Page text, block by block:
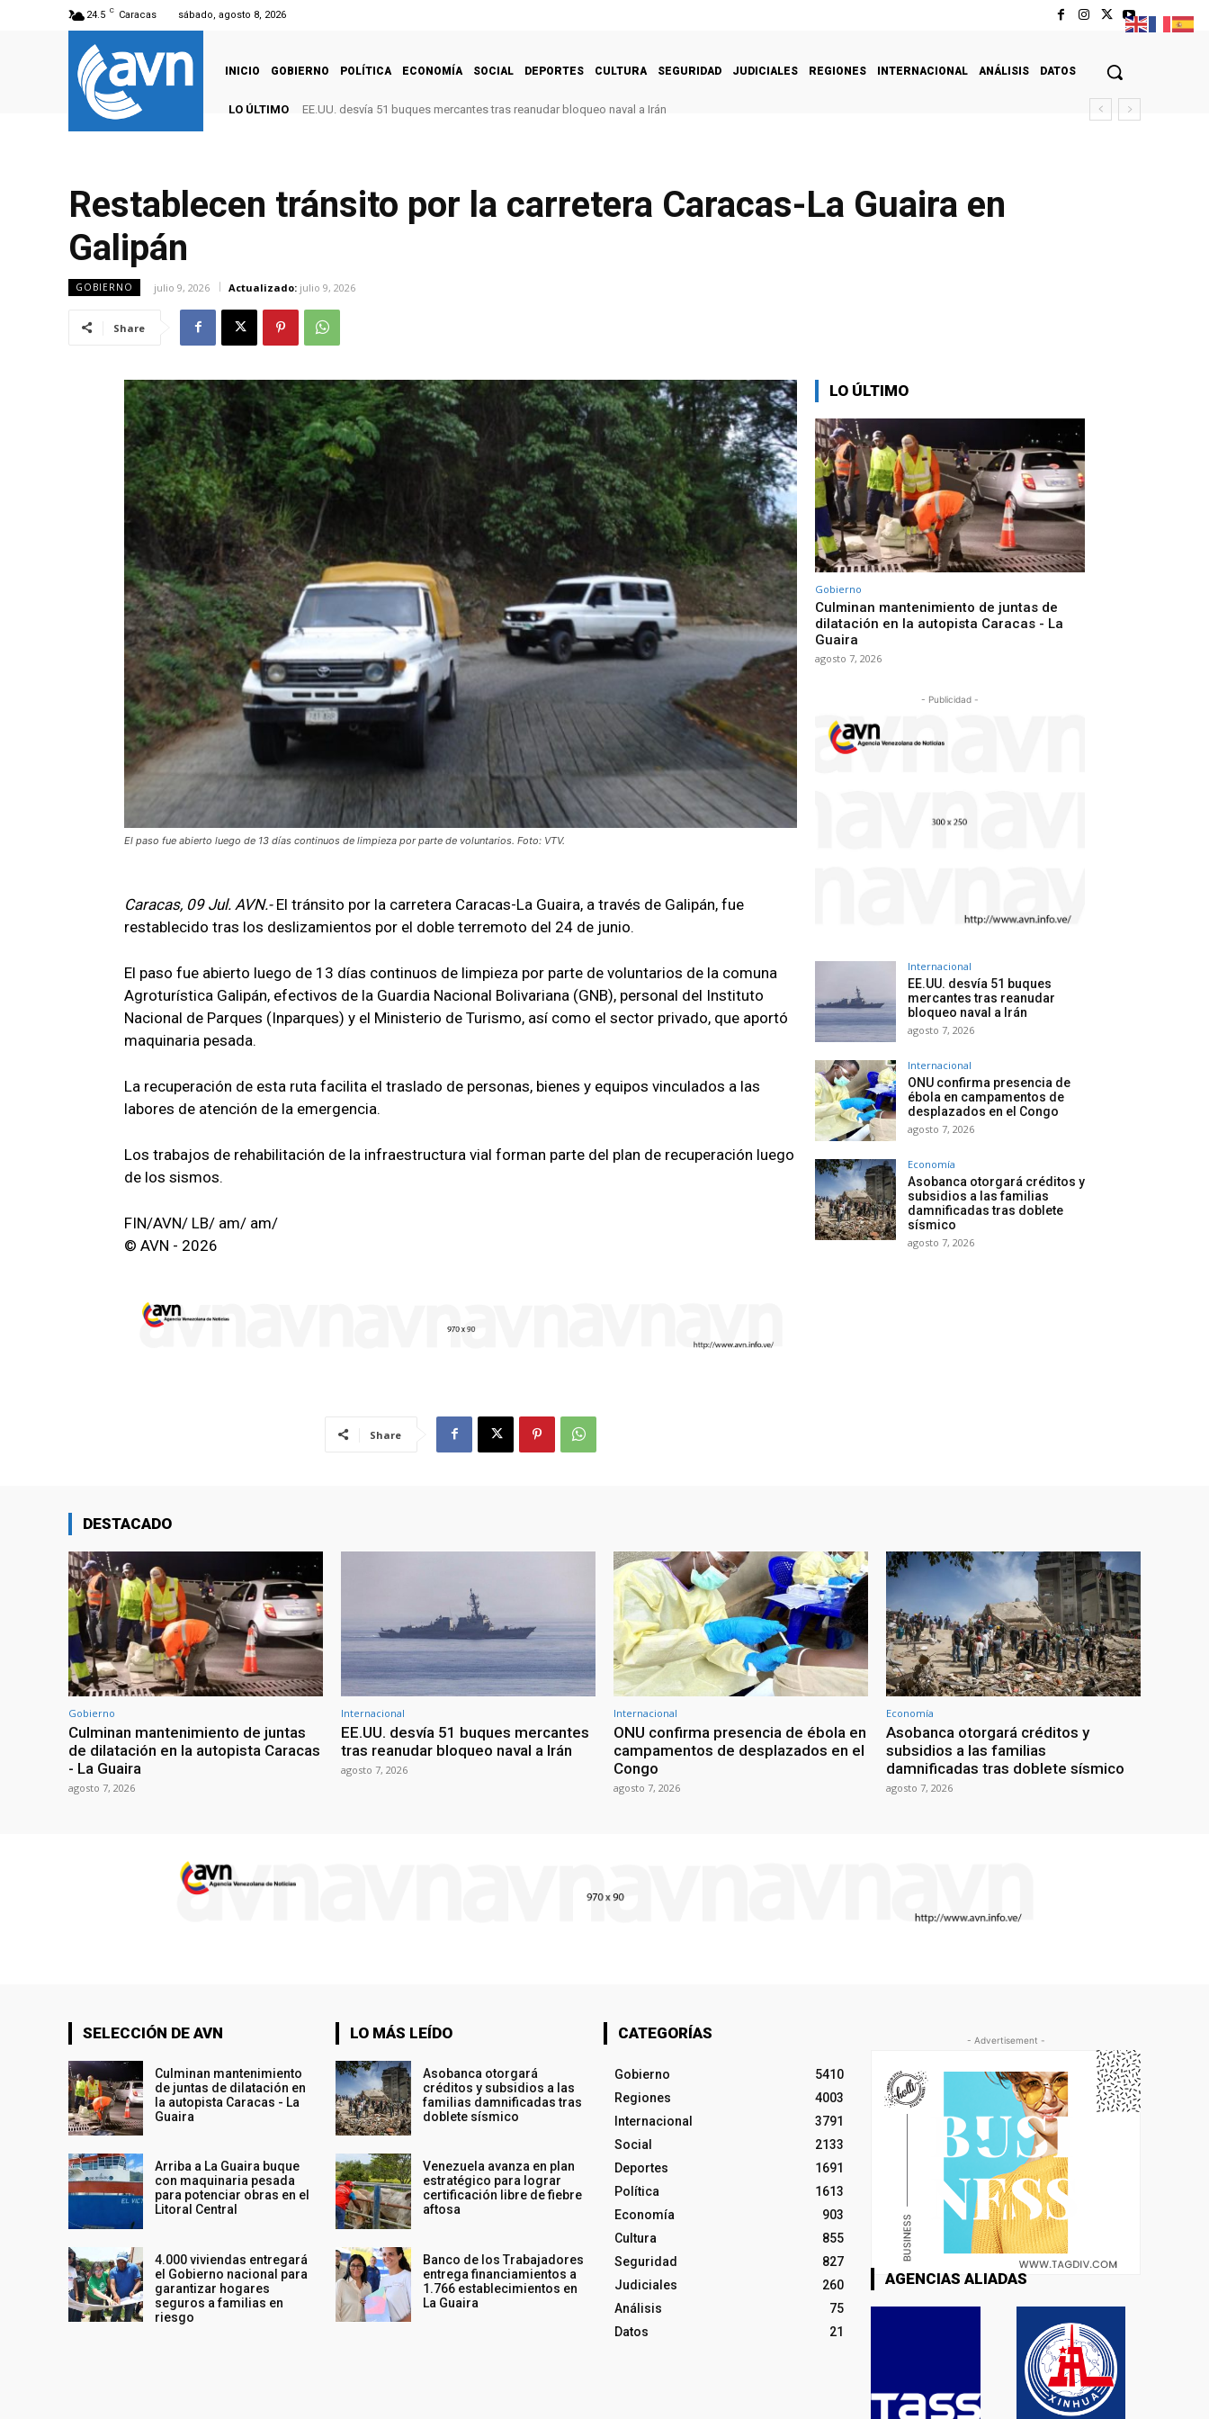
24.5 C Caracas sábado, agosto 8, 2026
INICIO GOBIERNO POLÍTICA ECONOMÍA SOCIAL DEPORTES CULTURA SEGURIDAD JUDICIALES REGIONES INTERNACIONAL ANÁLISIS DATOS
LO ÚLTIMO EE.UU. desvía 51 buques mercantes tras reanudar bloqueo naval a Irán
Restablecen tránsito por la carretera Caracas-La Guaira en
Galipán
GOBIERNO julio 9, 2026 Actualizado: julio 9, 2026
Share
El paso fue abierto luego de 13 días continuos de limpieza por parte de voluntarios. Foto: VTV.
Caracas, 09 Jul. AVN.- El tránsito por la carretera Caracas-La Guaira, a través de Galipán, fue
restablecido tras los deslizamientos por el doble terremoto del 24 de junio.
El paso fue abierto luego de 13 días continuos de limpieza por parte de voluntarios de la comuna
Agroturística Galipán, efectivos de la Guardia Nacional Bolivariana (GNB), personal del Instituto
Nacional de Parques (Inparques) y el Ministerio de Turismo, así como el sector privado, que aportó
maquinaria pesada.
La recuperación de esta ruta facilita el traslado de personas, bienes y equipos vinculados a las
labores de atención de la emergencia.
Los trabajos de rehabilitación de la infraestructura vial forman parte del plan de recuperación luego
de los sismos.
FIN/AVN/ LB/ am/ am/
© AVN - 2026
Share
LO ÚLTIMO
Gobierno
Culminan mantenimiento de juntas de
dilatación en la autopista Caracas - La
Guaira
agosto 7, 2026
- Publicidad -
Internacional
EE.UU. desvía 51 buques
mercantes tras reanudar
bloqueo naval a Irán
agosto 7, 2026
Internacional
ONU confirma presencia de
ébola en campamentos de
desplazados en el Congo
agosto 7, 2026
Economía
Asobanca otorgará créditos y
subsidios a las familias
damnificadas tras doblete
sísmico
agosto 7, 2026
DESTACADO
Gobierno
Culminan mantenimiento de juntas
de dilatación en la autopista Caracas
- La Guaira
agosto 7, 2026
Internacional
EE.UU. desvía 51 buques mercantes
tras reanudar bloqueo naval a Irán
agosto 7, 2026
Internacional
ONU confirma presencia de ébola en
campamentos de desplazados en el
Congo
agosto 7, 2026
Economía
Asobanca otorgará créditos y
subsidios a las familias
damnificadas tras doblete sísmico
agosto 7, 2026
SELECCIÓN DE AVN
Culminan mantenimiento
de juntas de dilatación en
la autopista Caracas - La
Guaira
Arriba a La Guaira buque
con maquinaria pesada
para potenciar obras en el
Litoral Central
4.000 viviendas entregará
el Gobierno nacional para
garantizar hogares
seguros a familias en
riesgo
LO MÁS LEÍDO
Asobanca otorgará
créditos y subsidios a las
familias damnificadas tras
doblete sísmico
Venezuela avanza en plan
estratégico para lograr
certificación libre de fiebre
aftosa
Banco de los Trabajadores
entrega financiamientos a
1.766 establecimientos en
La Guaira
CATEGORÍAS
Gobierno
5410
Regiones
4003
Internacional
3791
Social
2133
Deportes
1691
Política
1613
Economía
903
Cultura
855
Seguridad
827
Judiciales
260
Análisis
75
Datos
21
- Advertisement -
AGENCIAS ALIADAS